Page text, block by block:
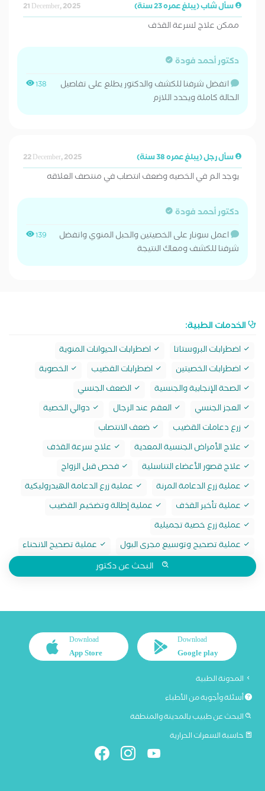
سأل شاب (يبلغ عمره 23 سنة) 21 December, 2025
ممكن علاج لسرعة القذف
دكتور أحمد فودة
138
اتفضل شرفنا للكشف والدكتور يطلع على تفاصيل
الحالة كاملة ويحدد اللازم
سأل رجل (يبلغ عمره 38 سنة) 22 December, 2025
يوجد الم في الخصيه وضعف انتصاب في منتصف العلاقه
دكتور أحمد فودة
139
اعمل سونار على الخصيتين والحبل المنوي واتفضل
شرفنا للكشف ومعاك النتيجة
الخدمات الطبية:
اضطرابات البروستاتا
اضطرابات الحيوانات المنوية
اضطرابات الخصيتين
اضطرابات القضيب
الخصوبة
الصحة الإنجابية والجنسية
الضعف الجنسي
العجز الجنسي
العقم عند الرجال
دوالي الخصية
زرع دعامات القضيب
ضعف الانتصاب
علاج الأمراض الجنسية المعدية
علاج سرعة القذف
علاج قصور الأعضاء التناسلية
فحص قبل الزواج
عملية زرع الدعامة المرنة
عملية زرع الدعامة الهيدروليكية
عملية تأخير القذف
عملية إطالة وتضخيم القضيب
عملية زرع خصية تجميلية
عملية تصحيح وتوسيع مجرى البول
عملية تصحيح الانحناء
البحث عن دكتور
Download
Google play
Download
App Store
المدونة الطبية
أسئلة وأجوبة من الأطباء
البحث عن طبيب بالمدينة والمنطقة
حاسبة السعرات الحرارية